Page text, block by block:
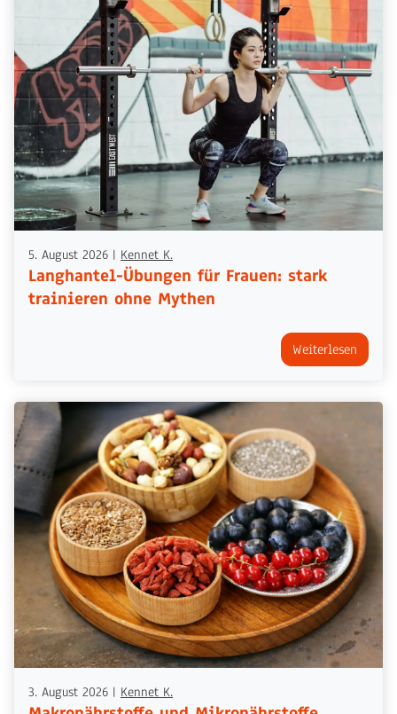
5. August 2026 | Kennet K.
Langhantel-Übungen für Frauen: stark
trainieren ohne Mythen
Weiterlesen
3. August 2026 | Kennet K.